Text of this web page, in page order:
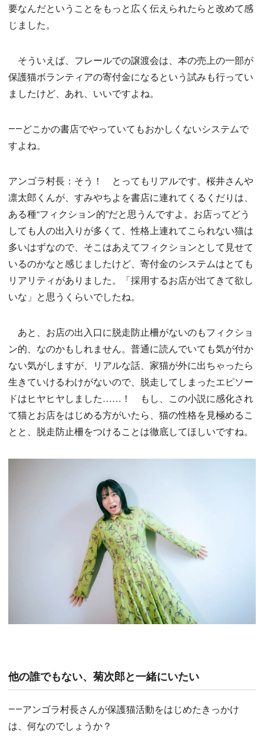
要なんだということをもっと広く伝えられたらと改めて感
じました。
そういえば、フレールでの譲渡会は、本の売上の一部が
保護猫ボランティアの寄付金になるという試みも行ってい
ましたけど、あれ、いいですよね。
――どこかの書店でやっていてもおかしくないシステムで
すよね。
アンゴラ村長：そう！ とってもリアルです。桜井さんや
凛太郎くんが、すみやちよを書店に連れてくるくだりは、
ある種“フィクション的”だと思うんですよ。お店ってどう
しても人の出入りが多くて、性格上連れてこられない猫は
多いはずなので、そこはあえてフィクションとして見せて
いるのかなと感じましたけど、寄付金のシステムはとても
リアリティがありました。「採用するお店が出てきて欲し
いな」と思うくらいでしたね。
あと、お店の出入口に脱走防止柵がないのもフィクショ
ン的、なのかもしれません。普通に読んでいても気が付か
ない気がしますが、リアルな話、家猫が外に出ちゃったら
生きていけるわけがないので、脱走してしまったエピソー
ドはヒヤヒヤしました……！ もし、この小説に感化され
て猫とお店をはじめる方がいたら、猫の性格を見極めるこ
とと、脱走防止柵をつけることは徹底してほしいですね。
他の誰でもない、菊次郎と一緒にいたい
――アンゴラ村長さんが保護猫活動をはじめたきっかけ
は、何なのでしょうか？